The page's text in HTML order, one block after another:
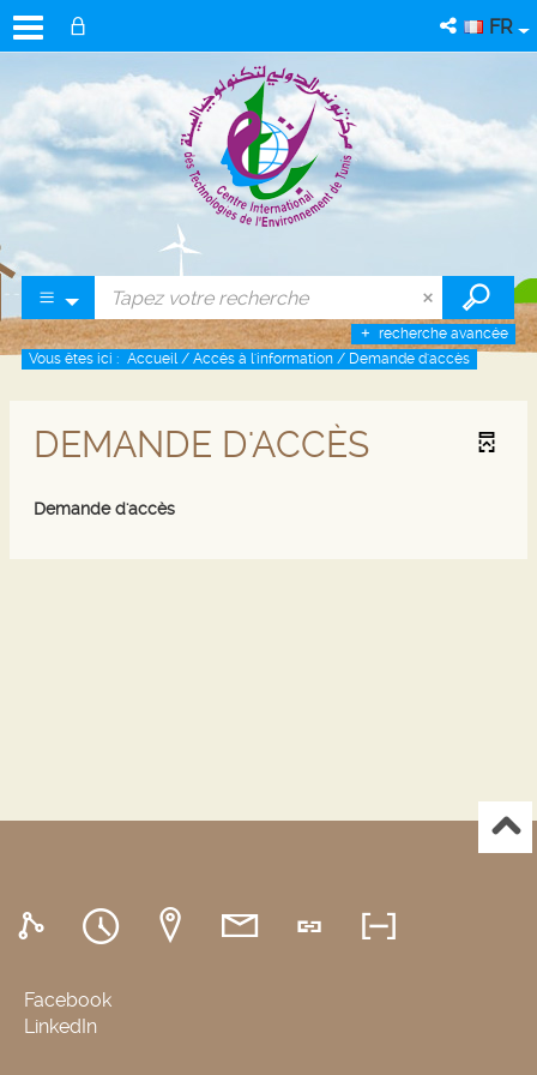
FR
recherche avancée
Vous êtes ici : Accueil / Accès à l'information / Demande d'accès
DEMANDE D'ACCÈS
Demande d'accès
Facebook
LinkedIn